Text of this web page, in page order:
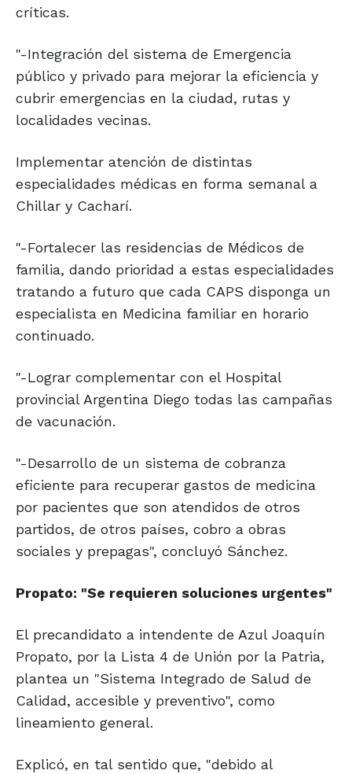
críticas.
"-Integración del sistema de Emergencia
público y privado para mejorar la eficiencia y
cubrir emergencias en la ciudad, rutas y
localidades vecinas.
Implementar atención de distintas
especialidades médicas en forma semanal a
Chillar y Cacharí.
"-Fortalecer las residencias de Médicos de
familia, dando prioridad a estas especialidades
tratando a futuro que cada CAPS disponga un
especialista en Medicina familiar en horario
continuado.
"-Lograr complementar con el Hospital
provincial Argentina Diego todas las campañas
de vacunación.
"-Desarrollo de un sistema de cobranza
eficiente para recuperar gastos de medicina
por pacientes que son atendidos de otros
partidos, de otros países, cobro a obras
sociales y prepagas", concluyó Sánchez.
Propato: "Se requieren soluciones urgentes"
El precandidato a intendente de Azul Joaquín
Propato, por la Lista 4 de Unión por la Patria,
plantea un "Sistema Integrado de Salud de
Calidad, accesible y preventivo", como
lineamiento general.
Explicó, en tal sentido que, "debido al